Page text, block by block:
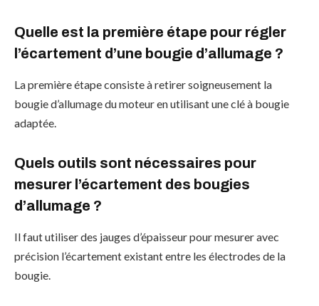
Quelle est la première étape pour régler
l’écartement d’une bougie d’allumage ?
La première étape consiste à retirer soigneusement la
bougie d’allumage du moteur en utilisant une clé à bougie
adaptée.
Quels outils sont nécessaires pour
mesurer l’écartement des bougies
d’allumage ?
Il faut utiliser des jauges d’épaisseur pour mesurer avec
précision l’écartement existant entre les électrodes de la
bougie.